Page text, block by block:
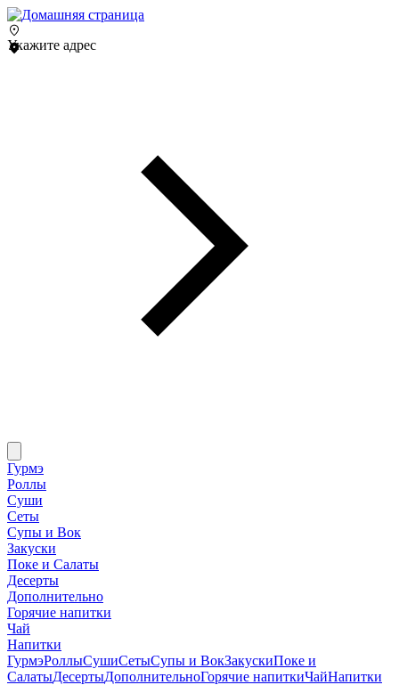
Укажите адрес
Гурмэ
Роллы
Суши
Сеты
Супы и Вок
Закуски
Поке и Салаты
Десерты
Дополнительно
Горячие напитки
Чай
Напитки
ГурмэРоллыСушиСетыСупы и ВокЗакускиПоке и
СалатыДесертыДополнительноГорячие напиткиЧайНапитки